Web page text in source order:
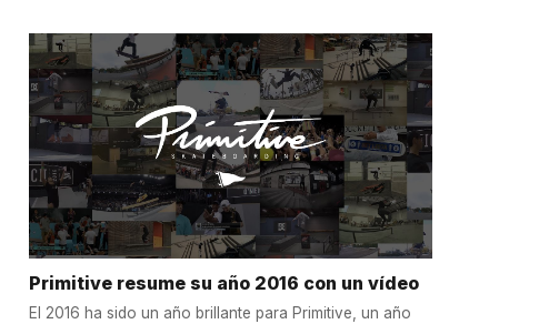
Primitive resume su año 2016 con un vídeo
El 2016 ha sido un año brillante para Primitive, un año